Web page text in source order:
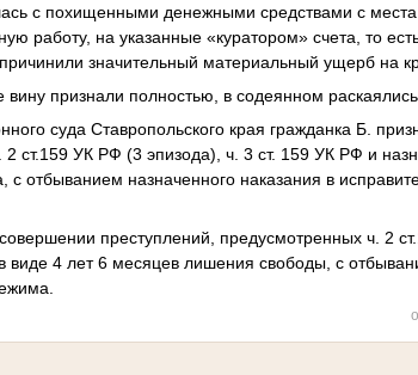
с похищенными денежными средствами с места
работу, на указанные «куратором» счета, то
значительный материальный ущерб на
признали полностью, в содеянном раскаялись.
суда Ставропольского края гражданка Б.
ст.159 УК РФ (3 эпизода), ч. 3 ст. 159 УК РФ и
отбыванием назначенного наказания в
преступлений, предусмотренных ч. 2
виде 4 лет 6 месяцев лишения свободы, с